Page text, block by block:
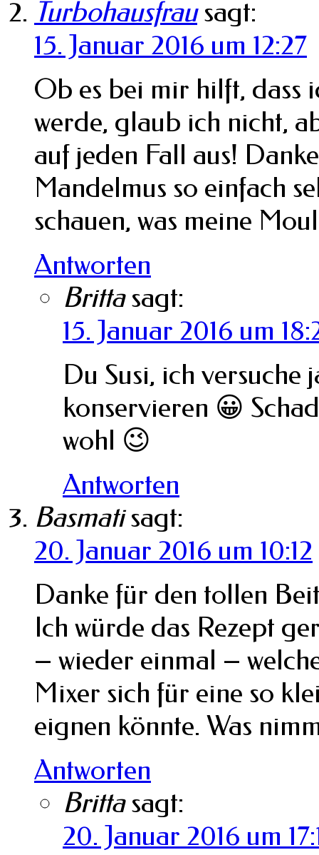
Turbohausfrau sagt:
15. Januar 2016 um 12:27
Ob es bei mir hilft, dass
werde, glaub ich nicht,
auf jeden Fall aus!
Mandelmus so einfach
schauen, was meine
Antworten
Britta sagt:
15. Januar 2016 um
Du Susi, ich versuche
konservieren 😀
wohl 😉
Antworten
Basmati sagt:
20. Januar 2016 um 10:12
Danke für den tollen
Ich würde das Rezept
– wieder einmal –
Mixer sich für eine so
eignen könnte. Was
Antworten
Britta sagt:
20. Januar 2016 um